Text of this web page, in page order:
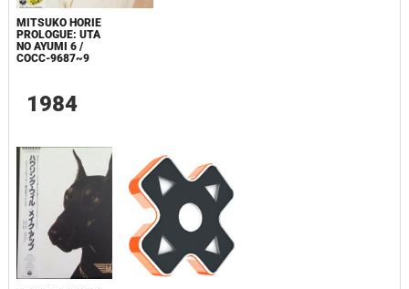
MITSUKO HORIE
PROLOGUE: UTA
NO AYUMI 6 /
COCC-9687~9
1984